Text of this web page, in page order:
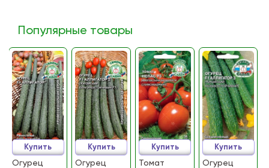
Популярные товары
Огурец
Купить
Огурец
Купить
Томат
Купить
Огурец
Купить